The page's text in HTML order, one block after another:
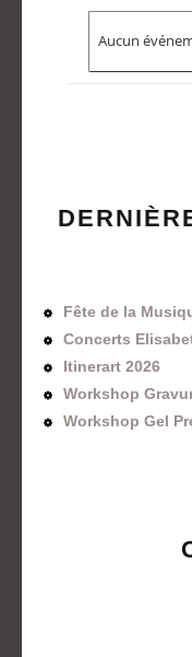
Aucun
Fête de la
Concerts
Itinerart 2026
Workshop
Workshop Gel